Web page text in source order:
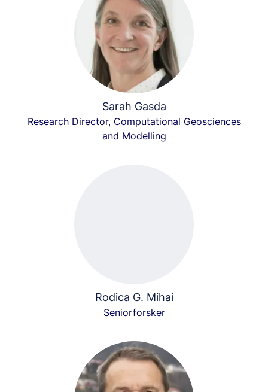
Sarah Gasda
Research Director, Computational Geosciences
and Modelling
Rodica G. Mihai
Seniorforsker